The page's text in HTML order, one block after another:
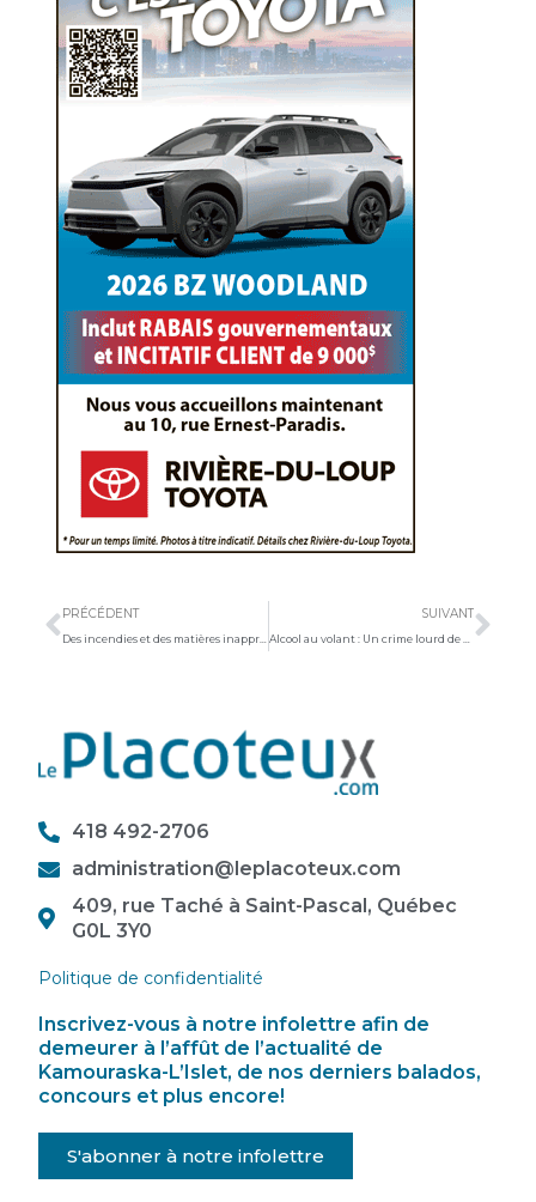
PRÉCÉDENT
Des incendies et des matières inappropriées au site d’enfouissement
SUIVANT
418 492-2706
administration@leplacoteux.com
409, rue Taché à Saint-Pascal, Québec
G0L 3Y0
Politique de confidentialité
Inscrivez-vous à notre infolettre afin de
demeurer à l’affût de l’actualité de
Kamouraska-L’Islet, de nos derniers balados,
concours et plus encore!
S'abonner à notre infolettre